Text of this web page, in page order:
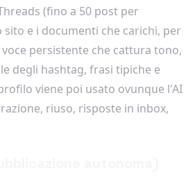
(fino a 50 post per
e i documenti che carichi, per
persistente che cattura tono,
degli hashtag, frasi tipiche e
viene poi usato ovunque l'AI
riuso, risposte in inbox,